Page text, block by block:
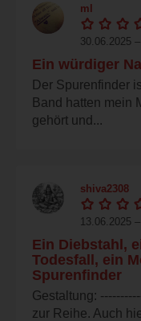
ml
30.06.2025
Ein würdiger
Der Spurenfinder
Band hatten mein
gehört und...
shiva2308
13.06.2025
Ein Diebstahl,
Todesfall, ein
Spurenfinder
Gestaltung:
zur Reihe. Auch